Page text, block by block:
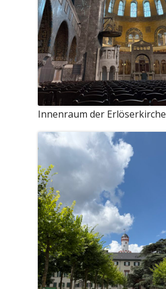
Innenraum der Erlöserkirche